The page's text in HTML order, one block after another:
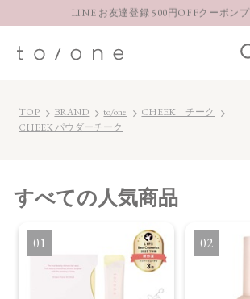
LINE お友達登録 500円OFFクーポン
お得な定期購入コースはこちら
TOP BRAND to/one
CHEEK チーク
CHEEK パウダーチーク
すべての人気商品
1 2